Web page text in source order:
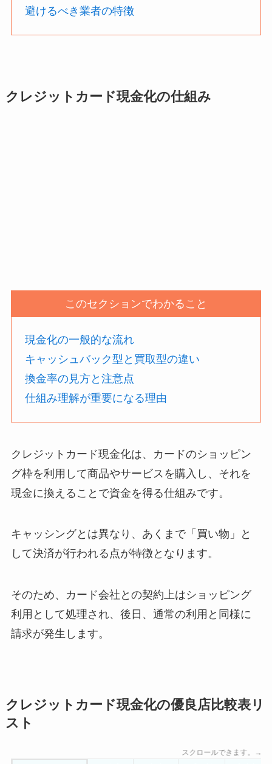
避けるべき業者の特徴
クレジットカード現金化の仕組み
このセクションでわかること
現金化の一般的な流れ
キャッシュバック型と買取型の違い
換金率の見方と注意点
仕組み理解が重要になる理由
クレジットカード現金化は、カードのショッピン
グ枠を利用して商品やサービスを購入し、それを
現金に換えることで資金を得る仕組みです。
キャッシングとは異なり、あくまで「買い物」と
して決済が行われる点が特徴となります。
そのため、カード会社との契約上はショッピング
利用として処理され、後日、通常の利用と同様に
請求が発生します。
クレジットカード現金化の優良店比較表リ
スト
スクロールできます。→